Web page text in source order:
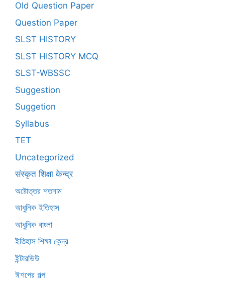
Old Question Paper
Question Paper
SLST HISTORY
SLST HISTORY MCQ
SLST-WBSSC
Suggestion
Suggetion
Syllabus
TET
Uncategorized
संस्कृत शिक्षा केन्द्र
অষ্টোত্তর শতনাম
আধুনিক ইতিহাস
আধুনিক বাংলা
ইতিহাস শিক্ষা কেন্দ্র
ইন্টারভিউ
ঈশপের গল্প